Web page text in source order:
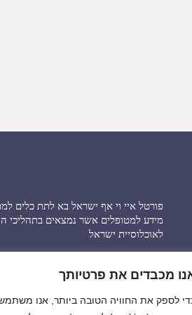
מכבדים את פרטיותך
לספק את החוויה הטובה ביותר, אנו
פורטל איי וי אף ישראל בא לתת כלים
מידע למטופלים אשר נמצאים בתהליכי
לאוכלוסיית ישראל
ופיתוחים חלוציים לשיקום הסטטוסקוו
הפורטל עשוי להוות כלי מרכזי לסיוע